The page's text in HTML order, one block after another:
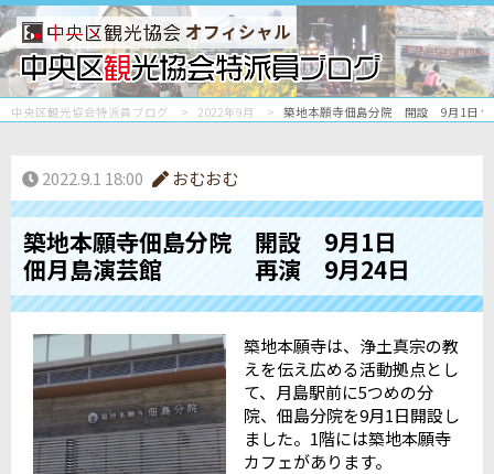
オフィシャル
中央区観光協会特派員ブログ 2022年9月 築地本願寺佃島分院 開設 9月1
2022.9.1 18:00 おむおむ
築地本願寺佃島分院 開設 9月1日
佃月島演芸館 再演 9月24日
築地本願寺は、浄土真宗の教
えを伝え広める活動拠点とし
て、月島駅前に5つめの分
院、佃島分院を9月1日開設し
ました。1階には築地本願寺
カフェがあります。